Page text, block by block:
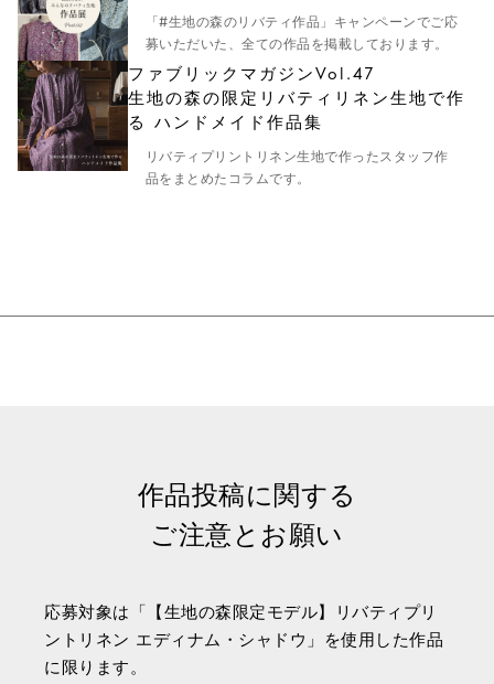
「#生地の森のリバティ作品」キャンペーンでご応
募いただいた、全ての作品を掲載しております。
ファブリックマガジンVol.47
生地の森の限定リバティリネン生地で作
る ハンドメイド作品集
リバティプリントリネン生地で作ったスタッフ作
品をまとめたコラムです。
作品投稿に関する
ご注意とお願い
応募対象は「【生地の森限定モデル】リバティプリ
ントリネン エディナム・シャドウ」を使用した作品
に限ります。